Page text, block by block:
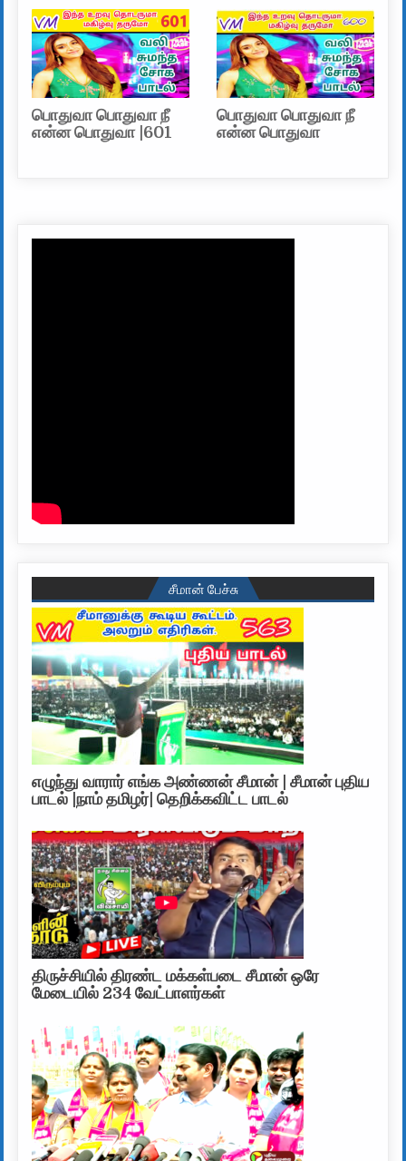
பொதுவா பொதுவா நீ
என்ன பொதுவா |601
பொதுவா பொதுவா நீ
என்ன பொதுவா
சீமான் பேச்சு
எழுந்து வாரார் எங்க அண்ணன் சீமான் | சீமான் புதிய
பாடல் |நாம் தமிழர்| தெறிக்கவிட்ட பாடல்
திருச்சியில் திரண்ட மக்கள்படை சீமான் ஒரே
மேடையில் 234 வேட்பாளர்கள்